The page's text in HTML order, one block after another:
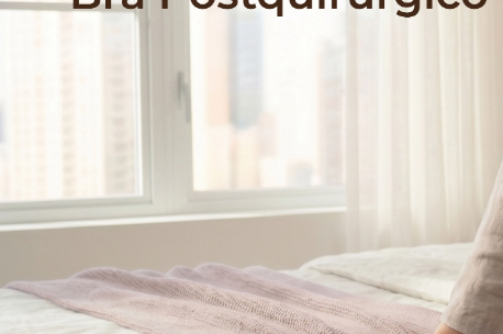
RANGOS DE PRECIO
$45,00 – $60,00